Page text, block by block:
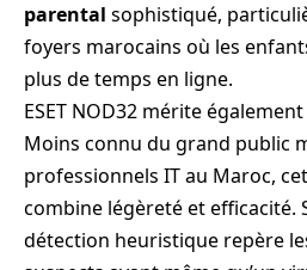
parental sophistiqué,
foyers marocains où les
plus de temps en ligne.
ESET NOD32 mérite
Moins connu du grand public
professionnels IT au Maroc,
combine légèreté et efficacité.
détection heuristique repère